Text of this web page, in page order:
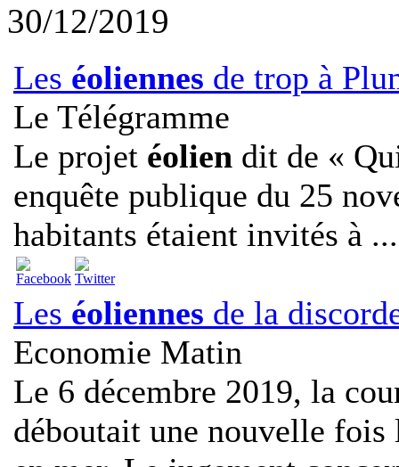
30/12/2019
Les éoliennes de trop à
Le Télégramme
Le projet éolien dit de «
enquête publique du 25
habitants étaient invités à ...
Les éoliennes de la
Economie Matin
Le 6 décembre 2019, la
déboutait une nouvelle